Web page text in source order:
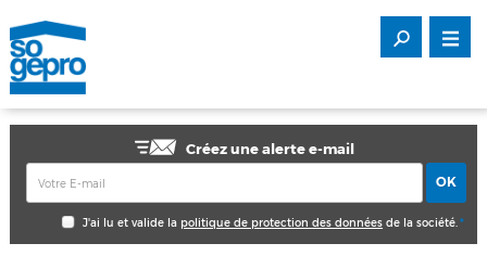
Créez une alerte e-mail
J'ai lu et valide la politique de protection des données de la société.*